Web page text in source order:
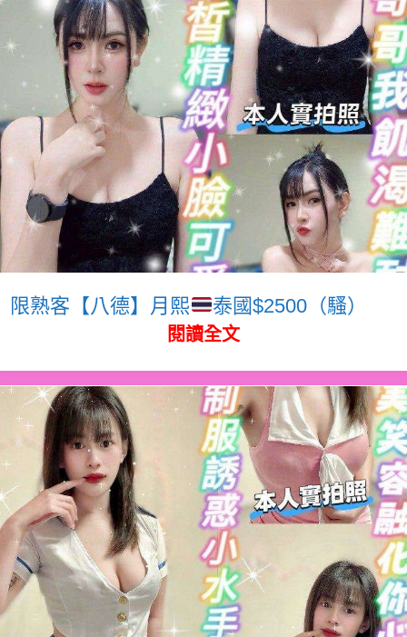
限熟客【八德】月熙 泰國$2500（騷）
閱讀全文